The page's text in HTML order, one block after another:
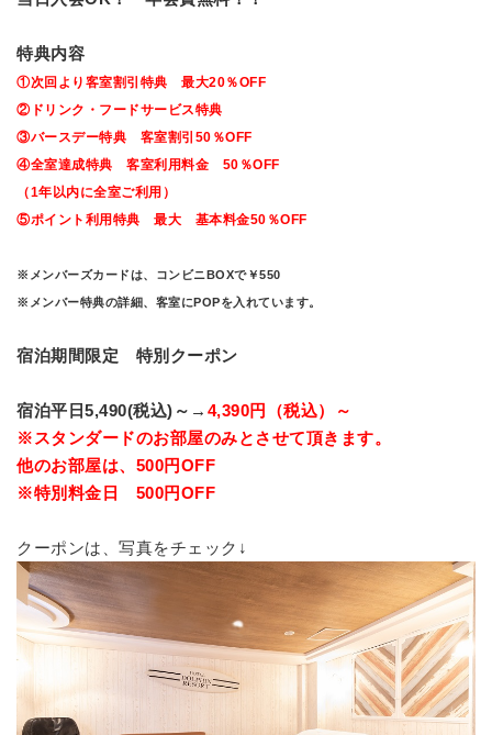
特典内容
①次回より客室割引特典 最大20％OFF
②ドリンク・フードサービス特典
③バースデー特典 客室割引50％OFF
④全室達成特典 客室利用料金 50％OFF
（1年以内に全室ご利用）
⑤ポイント利用特典 最大 基本料金50％OFF
※メンバーズカードは、コンビニBOXで￥550
※メンバー特典の詳細、客室にPOPを入れています。
宿泊期間限定 特別クーポン
宿泊平日5,490(税込)～→ 4,390円（税込）～
※スタンダードのお部屋のみとさせて頂きます。
他のお部屋は、500円OFF
※特別料金日 500円OFF
クーポンは、写真をチェック↓